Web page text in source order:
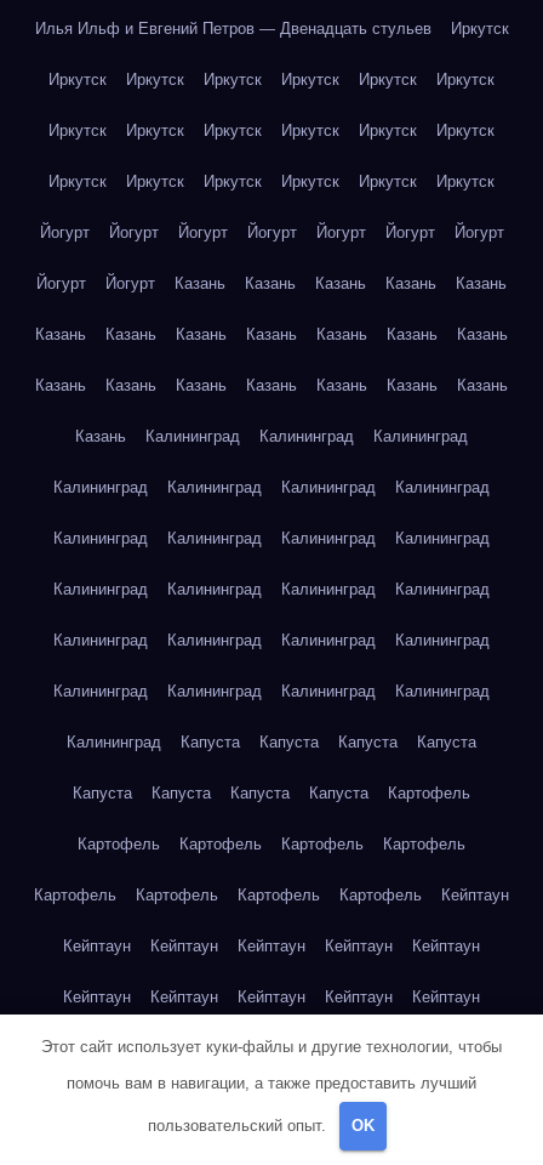
Илья Ильф и Евгений Петров — Двенадцать стульев Иркутск
Иркутск Иркутск Иркутск Иркутск Иркутск Иркутск
Иркутск Иркутск Иркутск Иркутск Иркутск Иркутск
Иркутск Иркутск Иркутск Иркутск Иркутск Иркутск
Йогурт Йогурт Йогурт Йогурт Йогурт Йогурт Йогурт
Йогурт Йогурт Казань Казань Казань Казань Казань
Казань Казань Казань Казань Казань Казань Казань
Казань Казань Казань Казань Казань Казань Казань
Казань Калининград Калининград Калининград
Калининград Калининград Калининград Калининград
Калининград Калининград Калининград Калининград
Калининград Калининград Калининград Калининград
Калининград Калининград Калининград Калининград
Калининград Калининград Калининград Калининград
Калининград Капуста Капуста Капуста Капуста
Капуста Капуста Капуста Капуста Картофель
Картофель Картофель Картофель Картофель
Картофель Картофель Картофель Картофель Кейптаун
Кейптаун Кейптаун Кейптаун Кейптаун Кейптаун
Кейптаун Кейптаун Кейптаун Кейптаун Кейптаун
Кейптаун Кейптаун Кейптаун Кейптаун Кейптаун
Кейптаун
Клубника
Этот сайт использует куки-файлы и другие технологии, чтобы
помочь вам в навигации, а также предоставить лучший
пользовательский опыт. OK